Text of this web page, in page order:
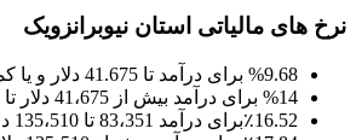
نرخ های مالیاتی استان نیوبرانزویک
%9.68 برای درآمد تا 41.675 دلار و یا کمتر از آن ؛
%14 برای درآمد بیش از 41،675 دلار تا 83،351 دلار ؛
٪16.52برای درآمد 83،351 تا 135،510 دلار ؛